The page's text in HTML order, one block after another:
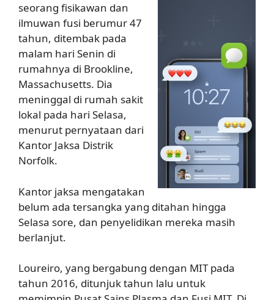
seorang fisikawan dan
ilmuwan fusi berumur 47
tahun, ditembak pada
malam hari Senin di
rumahnya di Brookline,
Massachusetts. Dia
meninggal di rumah sakit
lokal pada hari Selasa,
menurut pernyataan dari
Kantor Jaksa Distrik
Norfolk.
Kantor jaksa mengatakan
belum ada tersangka yang ditahan hingga
Selasa sore, dan penyelidikan mereka masih
berlanjut.
Loureiro, yang bergabung dengan MIT pada
tahun 2016, ditunjuk tahun lalu untuk